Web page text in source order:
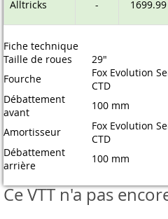
Alltricks
-
Fiche technique
Taille de roues
29"
Fourche
Fox Evolution
CTD
Débattement
avant
100 mm
Amortisseur
Fox Evolution
CTD
Débattement
arrière
100 mm
Ce VTT n'a pas